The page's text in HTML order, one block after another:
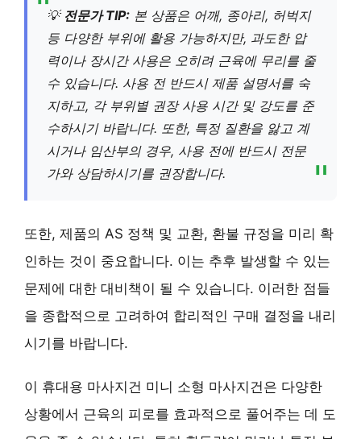
💡 전문가 TIP: 본 상품은 어깨, 종아리, 허벅지
등 다양한 부위에 활용 가능하지만, 과도한 압
력이나 장시간 사용은 오히려 근육에 무리를 줄
수 있습니다. 사용 전 반드시 제품 설명서를 숙
지하고, 각 부위별 권장 사용 시간 및 강도를 준
수하시기 바랍니다. 또한, 특정 질환을 앓고 계
시거나 임산부의 경우, 사용 전에 반드시 전문
가와 상담하시기를 권장합니다.
또한, 제품의 AS 정책 및 교환, 환불 규정을 미리 확
인하는 것이 중요합니다. 이는 추후 발생할 수 있는
문제에 대한 대비책이 될 수 있습니다. 이러한 점들
을 종합적으로 고려하여 합리적인 구매 결정을 내리
시기를 바랍니다.
이 휴대용 마사지건 미니 소형 마사지건은 다양한
상황에서 근육의 피로를 효과적으로 풀어주는 데 도